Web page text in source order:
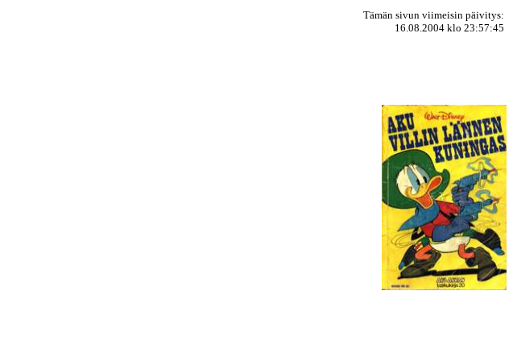
Tämän sivun viimeisin päivitys:
16.08.2004 klo 23:57:45